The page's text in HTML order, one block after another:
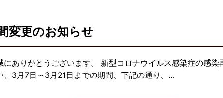
変更のお知らせ
ありがとうございます。 新型コロナウイルス感染症の感
、3月7日～3月21日までの期間、下記の通り、…